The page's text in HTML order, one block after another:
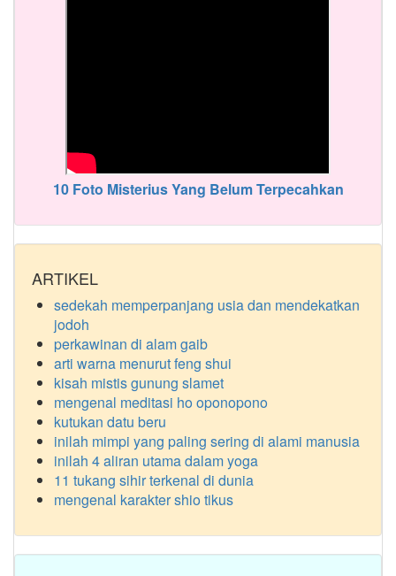
10 Foto Misterius Yang Belum Terpecahkan
ARTIKEL
sedekah memperpanjang usia dan mendekatkan
jodoh
perkawinan di alam gaib
arti warna menurut feng shui
kisah mistis gunung slamet
mengenal meditasi ho oponopono
kutukan datu beru
inilah mimpi yang paling sering di alami manusia
inilah 4 aliran utama dalam yoga
11 tukang sihir terkenal di dunia
mengenal karakter shio tikus